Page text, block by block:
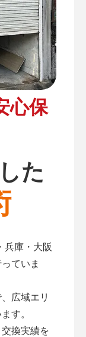
心保
た
兵庫・大阪
ていま
広域エリ
す。
換実績を